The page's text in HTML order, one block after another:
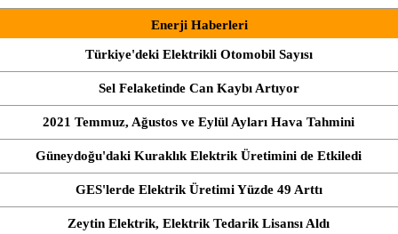
Enerji Haberleri
Türkiye'deki Elektrikli Otomobil Sayısı
Sel Felaketinde Can Kaybı Artıyor
2021 Temmuz, Ağustos ve Eylül Ayları Hava Tahmini
Güneydoğu'daki Kuraklık Elektrik Üretimini de Etkiledi
GES'lerde Elektrik Üretimi Yüzde 49 Arttı
Zeytin Elektrik, Elektrik Tedarik Lisansı Aldı